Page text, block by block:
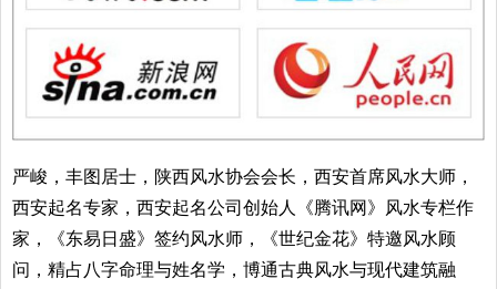
严峻，丰图居士，陕西风水协会会长，西安首席风水大师，
西安起名专家，西安起名公司创始人《腾讯网》风水专栏作
家，《东易日盛》签约风水师，《世纪金花》特邀风水顾
问，精占八字命理与姓名学，博通古典风水与现代建筑融